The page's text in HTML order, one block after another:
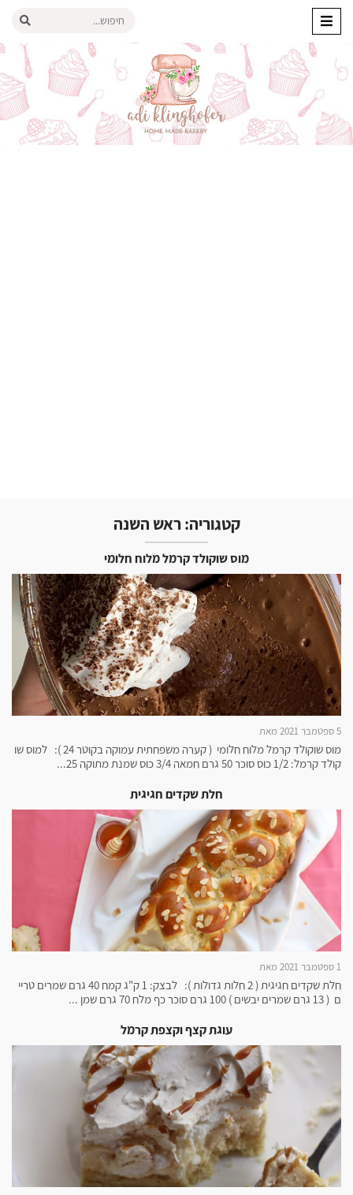
קטגוריה:ראש השנה
מוס שוקולד קרמל מלוח חלומי
5 ספטמבר 2021 מאת
מוס שוקולד קרמל מלוח חלומי ( קערה משפחתית עמוקה בקוטר 24 ): למוס שו
קולד קרמל: 1/2 כוס סוכר 50 גרם חמאה 3/4 כוס שמנת מתוקה 25...
חלת שקדים חגיגית
1 ספטמבר 2021 מאת
חלת שקדים חגיגית ( 2 חלות גדולות ): לבצק: 1 ק"ג קמח 40 גרם שמרים טריי
ם ( 13 גרם שמרים יבשים ) 100 גרם סוכר כף מלח 70 גרם שמן ...
עוגת קצף וקצפת קרמל